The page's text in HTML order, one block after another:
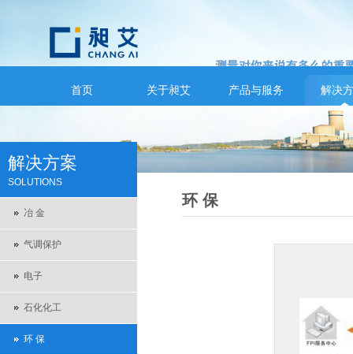
首页 关于昶艾 产品与服务 解决
解决方案
SOLUTIONS
冶 金
气调保护
电子
石化化工
环 保
环 保